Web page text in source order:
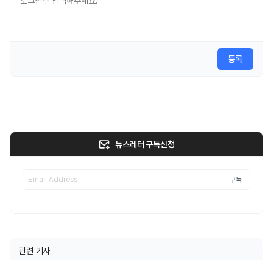
등록
뉴스레터 구독신청
구독
관련 기사